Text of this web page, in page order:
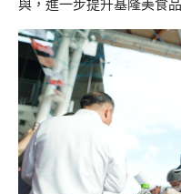
與，進一步提升基隆美食